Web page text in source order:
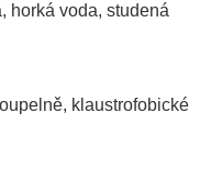
horká voda, studená
klaustrofobické